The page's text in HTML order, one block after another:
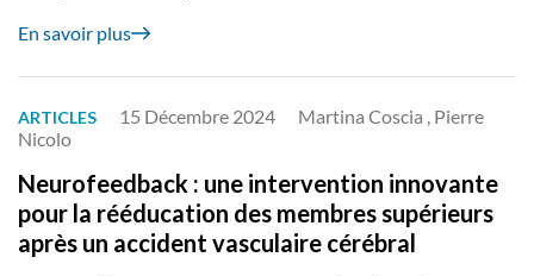
En savoir plus
ARTICLES 15 Décembre 2024
Martina Coscia , Pierre
Nicolo
Neurofeedback : une intervention innovante
pour la rééducation des membres supérieurs
après un accident vasculaire cérébral